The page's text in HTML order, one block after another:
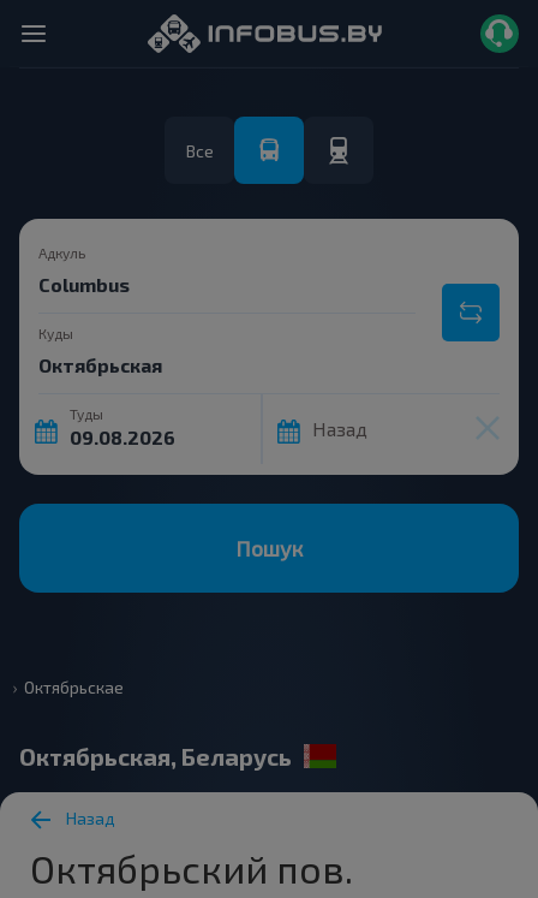
Все
Адкуль
Куды
Туды
Назад
Пошук
Октябрьскае
Октябрьская, Беларусь
Назад
Октябрьский пов.